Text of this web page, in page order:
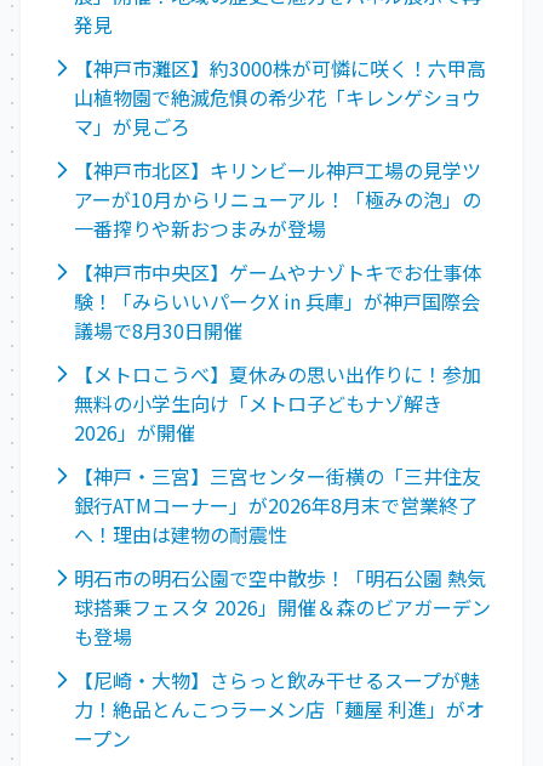
発見
【神戸市灘区】約3000株が可憐に咲く！六甲高
山植物園で絶滅危惧の希少花「キレンゲショウ
マ」が見ごろ
【神戸市北区】キリンビール神戸工場の見学ツ
アーが10月からリニューアル！「極みの泡」の
一番搾りや新おつまみが登場
【神戸市中央区】ゲームやナゾトキでお仕事体
験！「みらいいパークX in 兵庫」が神戸国際会
議場で8月30日開催
【メトロこうべ】夏休みの思い出作りに！参加
無料の小学生向け「メトロ子どもナゾ解き
2026」が開催
【神戸・三宮】三宮センター街横の「三井住友
銀行ATMコーナー」が2026年8月末で営業終了
へ！理由は建物の耐震性
明石市の明石公園で空中散歩！「明石公園 熱気
球搭乗フェスタ 2026」開催＆森のビアガーデン
も登場
【尼崎・大物】さらっと飲み干せるスープが魅
力！絶品とんこつラーメン店「麺屋 利進」がオ
ープン